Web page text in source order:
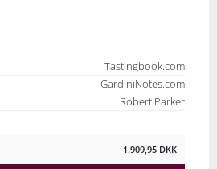
Tastingbook.com
GardiniNotes.com
Robert Parker
1.909,95 DKK